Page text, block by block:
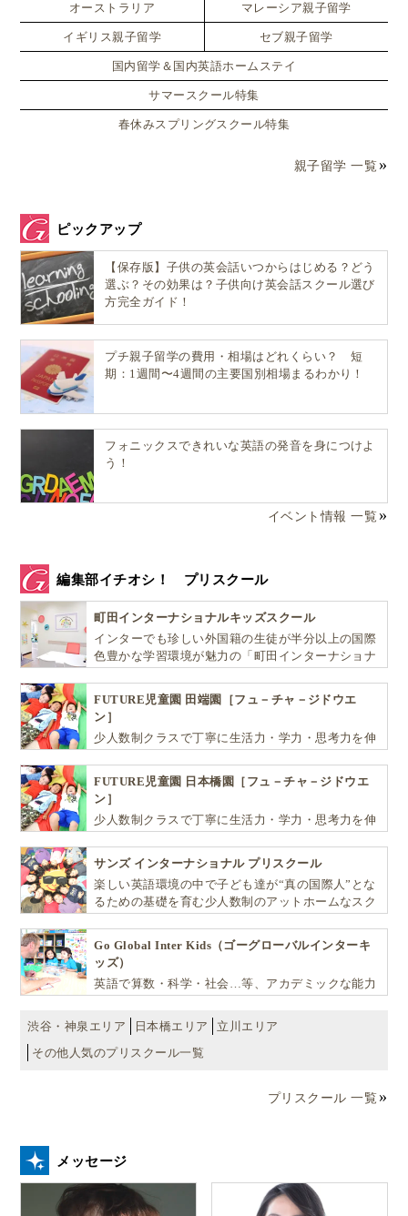
▲子ども達が自身で自然のアイテムを飾るaltar（日本の神道でい
う神棚のカジュアル版）
個人的な話ですが、私自身は、日本で仏教高校・プロ
テスタントの大学に通い、精神性を背景にした教育に
はことさら抵抗感はありませんでした。
精神世界と聞くとアレルギーが出る・逆に特定の宗教
の教育方法かもしれませんが、瞑想やヨガといったタ
イプのアクティビティに関心のある親御さんであれ
ば、関心が湧くアプローチかと思います。
創始者ルドルフ・シュタイナーの精神論を子どもに教
えるかどうかは学校によっても違いがあるようです。
Q3：シュタイナー教育は子どもを遊ばせすぎ
るように見えますが・・・
A3:遊びの中から学ぶことを促します
シュタイナー教育は 、幼稚園〜小学校学齢の子ども達
なぜでしょうか？
シュタイナー教育の身体・精神への重点はもちろんで
すが、
それは子どもを観察していると分かる事
とシュタイナー教育の先生は言います。
子どもは、遊びが大好き。遊びと学びの間に
境目はありません
遊んでばかりいないで、勉強しなさい！
とつい口にしてしまうほど、
学びの本質
オーストラリア マレーシア親子留学
イギリス親子留学 セブ親子留学
国内留学＆国内英語ホームステイ
サマースクール特集
春休みスプリングスクール特集
親子留学 一覧
ピックアップ
【保存版】子供の英会話いつからはじめる？どう
選ぶ？その効果は？子供向け英会話スクール選び
方完全ガイド！
プチ親子留学の費用・相場はどれくらい？ 短
期：1週間〜4週間の主要国別相場まるわかり！
フォニックスできれいな英語の発音を身につけよ
う！
イベント情報 一覧
編集部イチオシ！ プリスクール
町田インターナショナルキッズスクール
インターでも珍しい外国籍の生徒が半分以上の国際
色豊かな学習環境が魅力の「町田インターナショナ
FUTURE児童園 田端園［フュ－チャ－ジドウエ
ン］
少人数制クラスで丁寧に生活力・学力・思考力を伸
FUTURE児童園 日本橋園［フュ－チャ－ジドウエ
ン］
少人数制クラスで丁寧に生活力・学力・思考力を伸
サンズ インターナショナル プリスクール
楽しい英語環境の中で子ども達が“真の国際人”とな
るための基礎を育む少人数制のアットホームなスク
Go Global Inter Kids（ゴーグローバルインターキ
ッズ）
英語で算数・科学・社会…等、アカデミックな能力
を育む少人数制のプリスクールです。
渋谷・神泉エリア 日本橋エリア
立川エリア
その他人気のプリスクール一覧
プリスクール 一覧
メッセージ